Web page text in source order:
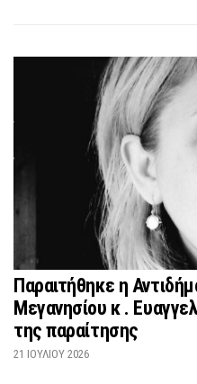
Παραιτήθηκε η
Μεγανησίου κ .
της παραίτησης
21 ΙΟΥΛΊΟΥ 2026